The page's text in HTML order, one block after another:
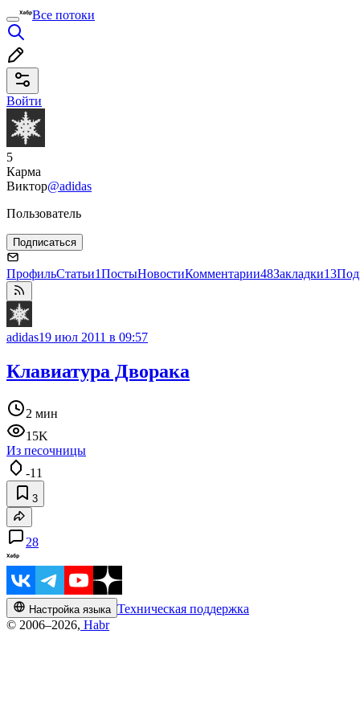
Все потоки
Войти
5
Карма
Виктор@adidas
Пользователь
Подписаться
ПрофильСтатьи1ПостыНовостиКомментарии48Закладки13
adidas19 июл 2011 в 09:57
Клавиатура Дворака
2 мин
15K
Из песочницы
-11
3
28
Настройка языка Техническая поддержка
© 2006–2026, Habr